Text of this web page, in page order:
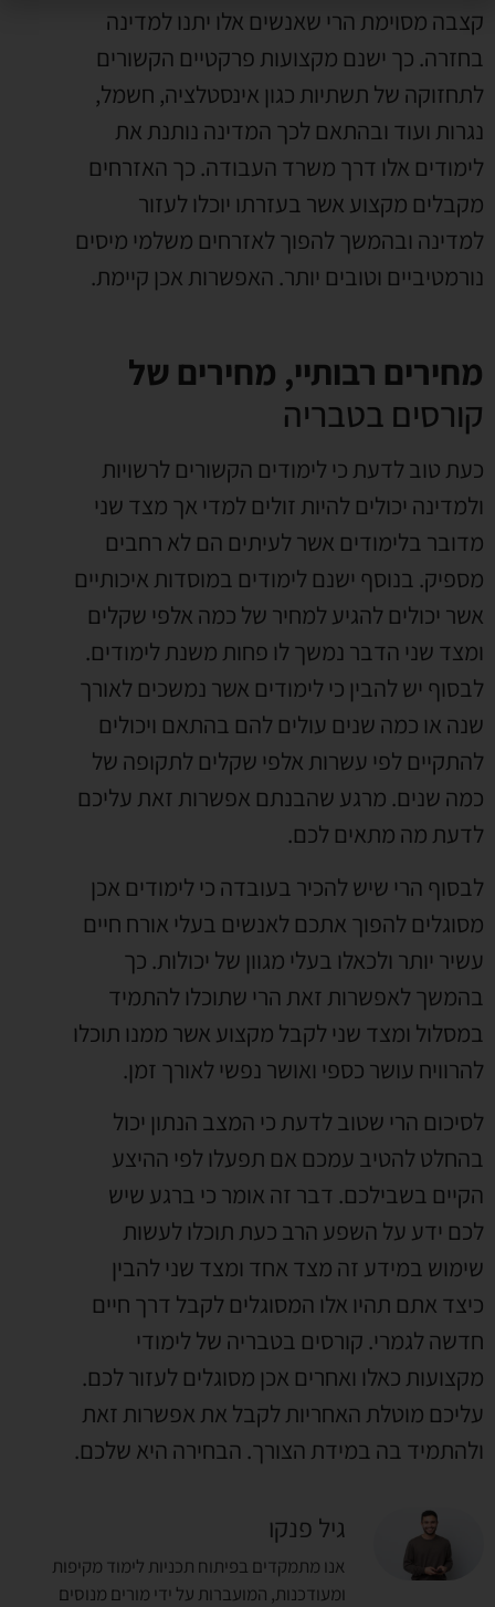
קצבה מסוימת הרי שאנשים אלו יתנו למדינה
בחזרה. כך ישנם מקצועות פרקטיים הקשורים
לתחזוקה של תשתיות כגון אינסטלציה, חשמל,
נגרות ועוד ובהתאם לכך המדינה נותנת את
לימודים אלו דרך משרד העבודה. כך האזרחים
מקבלים מקצוע אשר בעזרתו יוכלו לעזור
למדינה ובהמשך להפוך לאזרחים משלמי מיסים
נורמטיביים וטובים יותר. האפשרות אכן קיימת.
מחירים רבותיי, מחירים של
קורסים בטבריה
כעת טוב לדעת כי לימודים הקשורים לרשויות
ולמדינה יכולים להיות זולים למדי אך מצד שני
מדובר בלימודים אשר לעיתים הם לא רחבים
מספיק. בנוסף ישנם לימודים במוסדות איכותיים
אשר יכולים להגיע למחיר של כמה אלפי שקלים
ומצד שני הדבר נמשך לו פחות משנת לימודים.
לבסוף יש להבין כי לימודים אשר נמשכים לאורך
שנה או כמה שנים עולים להם בהתאם ויכולים
להתקיים לפי עשרות אלפי שקלים לתקופה של
כמה שנים. מרגע שהבנתם אפשרות זאת עליכם
לדעת מה מתאים לכם.
לבסוף הרי שיש להכיר בעובדה כי לימודים אכן
מסוגלים להפוך אתכם לאנשים בעלי אורח חיים
עשיר יותר ולכאלו בעלי מגוון של יכולות. כך
בהמשך לאפשרות זאת הרי שתוכלו להתמיד
במסלול ומצד שני לקבל מקצוע אשר ממנו תוכלו
להרוויח עושר כספי ואושר נפשי לאורך זמן.
לסיכום הרי שטוב לדעת כי המצב הנתון יכול
בהחלט להטיב עמכם אם תפעלו לפי ההיצע
הקיים בשבילכם. דבר זה אומר כי ברגע שיש
לכם ידע על השפע הרב כעת תוכלו לעשות
שימוש במידע זה מצד אחד ומצד שני להבין
כיצד אתם תהיו אלו המסוגלים לקבל דרך חיים
חדשה לגמרי. קורסים בטבריה של לימודי
מקצועות כאלו ואחרים אכן מסוגלים לעזור לכם.
עליכם מוטלת האחריות לקבל את אפשרות זאת
ולהתמיד בה במידת הצורך. הבחירה היא שלכם.
גיל פנקו
אנו מתמקדים בפיתוח תכניות לימוד מקיפות
ומעודכנות, המועברות על ידי מורים מנוסים